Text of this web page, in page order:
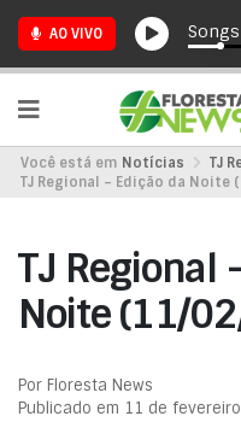
AO VIVO
Você está em Notícias
TJ
TJ Regional – Edição da Noite
TJ Regional
Noite (11/
Por Floresta News
Publicado em 11 de